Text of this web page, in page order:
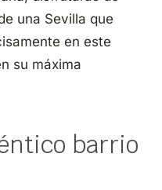
una Sevilla que
en este
su máxima
barrio